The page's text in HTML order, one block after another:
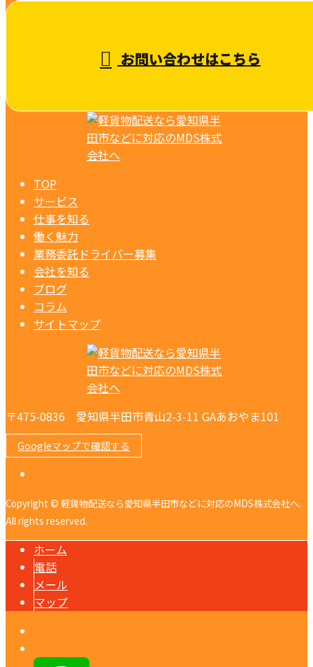
お問い合わせはこちら
TOP
サービス
仕事を知る
働く魅力
業務委託ドライバー募集
会社を知る
ブログ
コラム
サイトマップ
〒475-0836 愛知県半田市青山2-3-11 GAあおやま101
Googleマップで確認する
Copyright © 軽貨物配送なら愛知県半田市などに対応のMDS株式会社へ.
All rights reserved.
ホーム
電話
メール
マップ